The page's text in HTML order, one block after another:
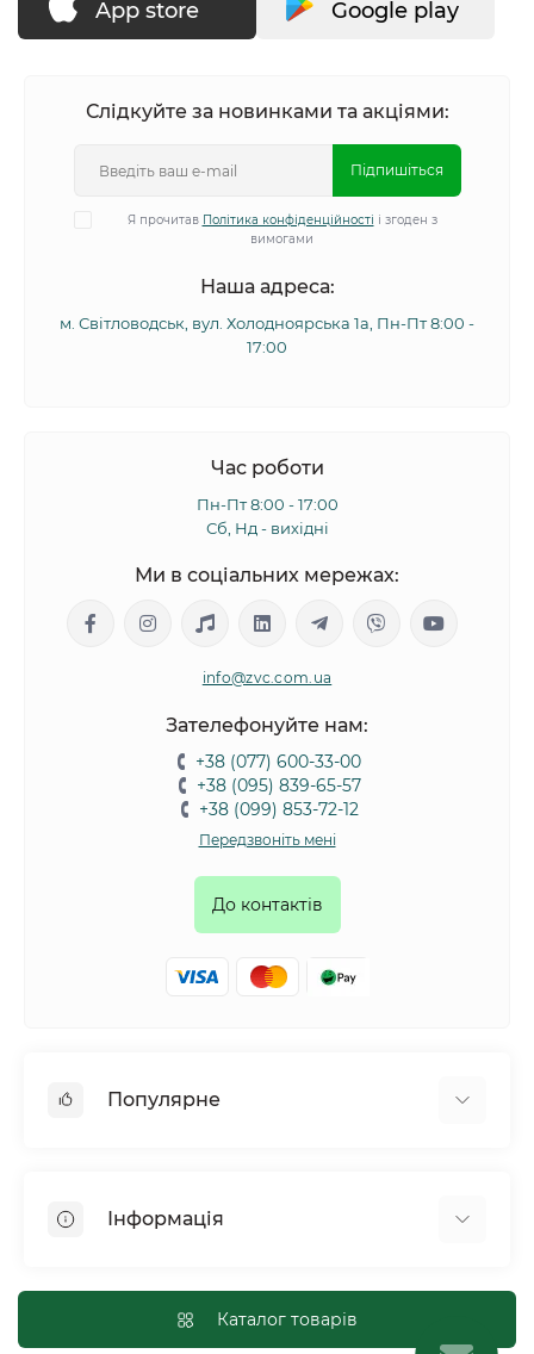
App store Google play
Слідкуйте за новинками та акціями:
Підпишіться
Я прочитав Політика конфіденційності і згоден з
вимогами
Наша адреса:
м. Світловодськ, вул. Холодноярська 1а, Пн-Пт 8:00 -
17:00
Час роботи
Пн-Пт 8:00 - 17:00
Сб, Нд - вихідні
Ми в соціальних мережах:
info@zvc.com.ua
Зателефонуйте нам:
+38 (077) 600-33-00
+38 (095) 839-65-57
+38 (099) 853-72-12
Передзвоніть мені
До контактів
Популярне
Птахи
Рептилії
Сільськогосподарські тварини та птахи
Інформація
Оплата і доставка
Каталог товарів